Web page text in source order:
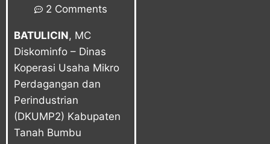
2 Comments
BATULICIN, MC
Diskominfo – Dinas
Koperasi Usaha Mikro
Perdagangan dan
Perindustrian
(DKUMP2) Kabupaten
Tanah Bumbu